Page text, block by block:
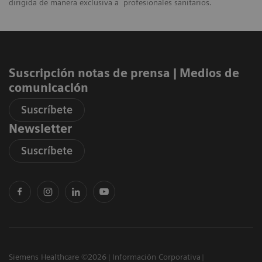
dirigida de manera exclusiva a profesionales sanitarios.
Suscripción notas de prensa ​| Medios de
comunicación
Suscríbete
Newsletter
Suscríbete
Siemens Healthcare ©2026
Información Corporativa